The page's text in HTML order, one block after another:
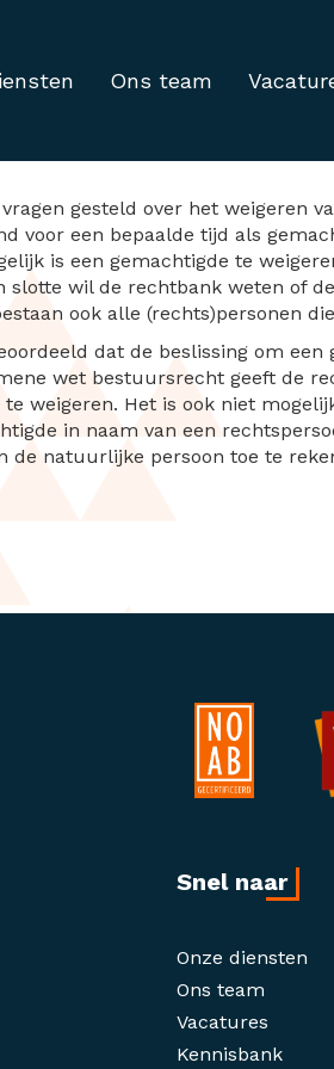
Ons team
gesteld over het weigeren
voor een bepaalde tijd als
is een gemachtigde te
slotte wil de rechtbank weten of
ook alle (rechts)personen
dat de beslissing om
wet bestuursrecht geeft de
weigeren. Het is ook niet
in naam van een
natuurlijke persoon toe te
Snel naar
Onze diensten
Ons team
Vacatures
Kennisbank